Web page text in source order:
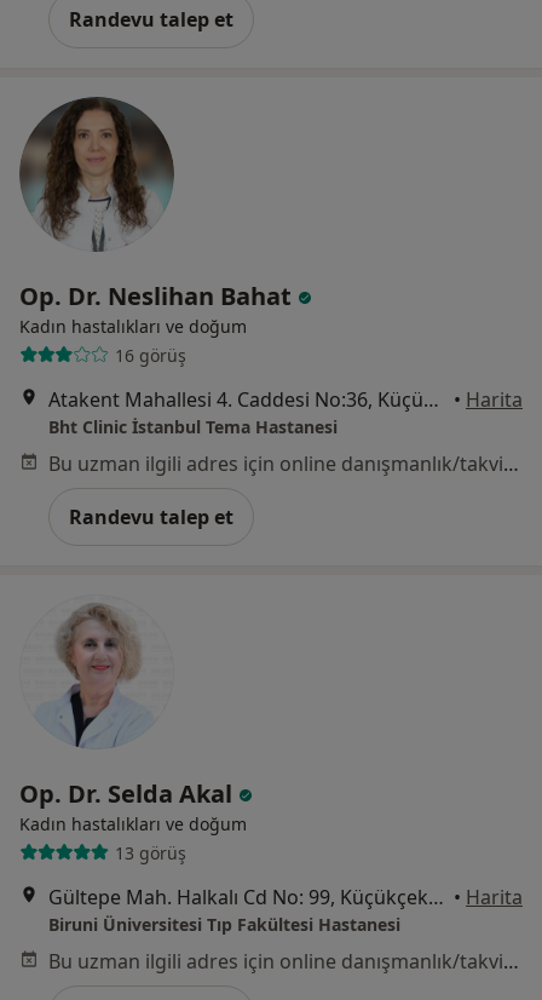
Randevu talep et
Op. Dr. Neslihan Bahat
Kadın hastalıkları ve doğum
16 görüş
Atakent Mahallesi 4. Caddesi No:36, Küçükçekmece • Harita
Bht Clinic İstanbul Tema Hastanesi
Bu uzman ilgili adres için online danışmanlık/takvim sunmuyor.
Randevu talep et
Op. Dr. Selda Akal
Kadın hastalıkları ve doğum
13 görüş
Gültepe Mah. Halkalı Cd No: 99, Küçükçekmece • Harita
Biruni Üniversitesi Tıp Fakültesi Hastanesi
Bu uzman ilgili adres için online danışmanlık/takvim sunmuyor.